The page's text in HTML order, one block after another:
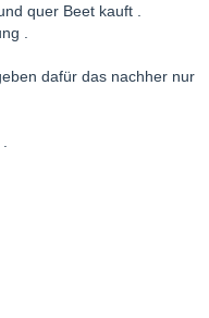
quer Beet kauft .
.
dafür das nachher nur